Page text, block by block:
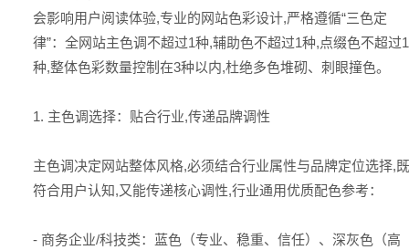
会影响用户阅读体验,专业的网站色彩设计,严格遵循“三色定
律”：全网站主色调不超过1种,辅助色不超过1种,点缀色不超过1
种,整体色彩数量控制在3种以内,杜绝多色堆砌、刺眼撞色。
1. 主色调选择：贴合行业,传递品牌调性
主色调决定网站整体风格,必须结合行业属性与品牌定位选择,既
符合用户认知,又能传递核心调性,行业通用优质配色参考：
- 商务企业/科技类：蓝色（专业、稳重、信任）、深灰色（高